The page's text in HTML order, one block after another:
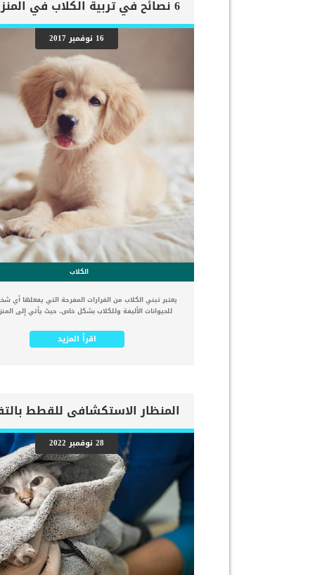
تضخم القلب عند الكلاب فى هذا المقال سنطلعك على بعض
التي تشير إلى أن كلبك قد اقترب من مرحلة يحتافيها إلى
المسنين أو قد تفكر في القتل الرحيم. يمكننا اختصار هذه
على شكل مجموعة من المراحل التى يتدرجها الكلب الى ان
النهاية. اهم علامات وفاة الكلاب بسبب قصور القلب
ذكرنا ستكون هذه العلامات عبارة عن مراحل متدرجة الى
الاخيرة وهى الوفاة. _المرحلة الاولى, تظهر ان الكلب
الإصابة بسرطان القلب ، ولكن ليس لديه أعراض ولا
القلب. _المرحلة الثانية,يعاني الكلب […]
16 نوفمبر 2017
الكلاب
يعتبر تبني الكلاب من القرارات المفرحة التي يفعلها
للحيوانات الأليفة وللكلاب بشكل خاص، حيث يأتي إلى
وعلى الرغم من أنها سوف تكون تجربة جديدة إيجابية وممتعة
الكلب يحتاج إلى الاهتمام والرعاية والدعم البدني
هذه النصائح قبل
سلالة الكلب فقط: من أكبر الأخطاء التي يقوم بها مربي
في تربية الكلاب هو أنهم يحددون قراراتهم لأن شكل الكلب
أو ألوانة جذابة بالنسبة لهم وفقط. الكلاب تستحق أن يتم
على أنها من ضمن أفراد الأسرة لذلك لا يجب أن يتم
سلالتها أكثر من أي شيء آخر. خذ وقتك في التعرف على
تريده واعرف عنه […]
اقرأ المزيد
28 نوفمبر 2022